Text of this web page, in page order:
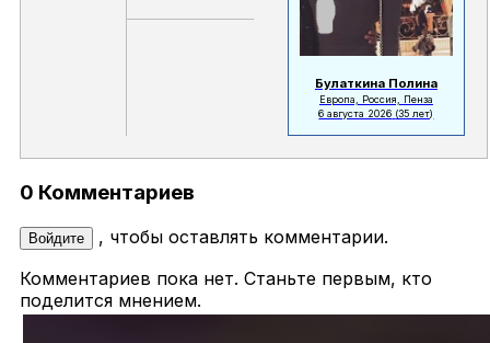
Булаткина Полина
Европа, Россия, Пенза
6 августа 2026 (35 лет)
0 Комментариев
Войдите
, чтобы оставлять комментарии.
Комментариев пока нет. Станьте первым, кто
поделится мнением.